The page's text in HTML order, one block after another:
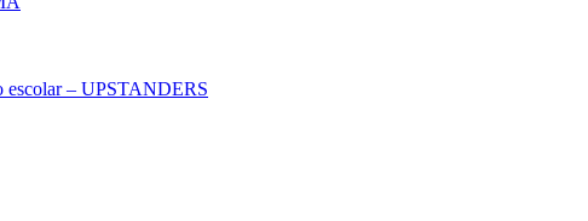
escolar – UPSTANDERS